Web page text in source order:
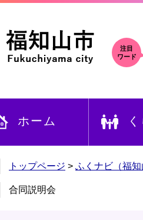
注目
ワード
ホーム
トップページ > ふくナビ（福知
合同説明会